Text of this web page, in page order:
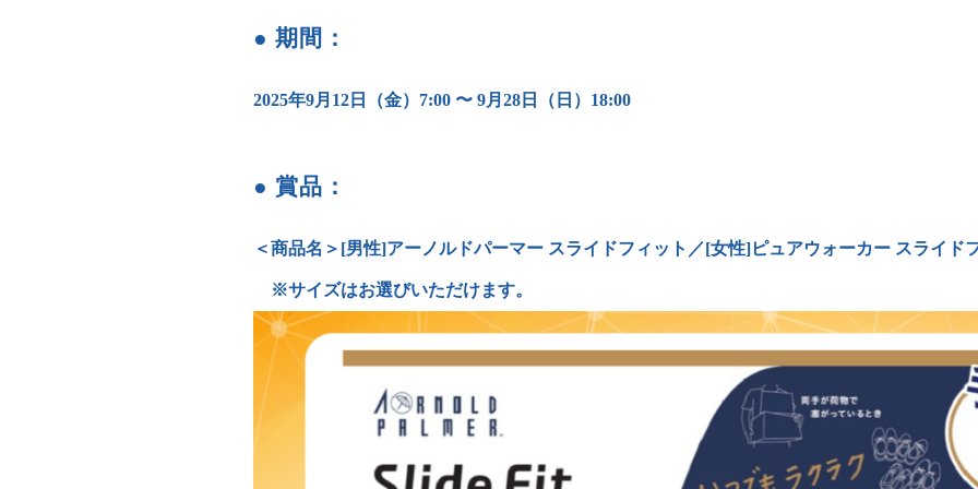
● 期間：
2025年9月12日（金）7:00 〜 9月28日（日）18:00
● 賞品：
＜商品名＞[男性]アーノルドパーマー スライドフィット／[女性]ピュアウォーカー スライド
※サイズはお選びいただけます。